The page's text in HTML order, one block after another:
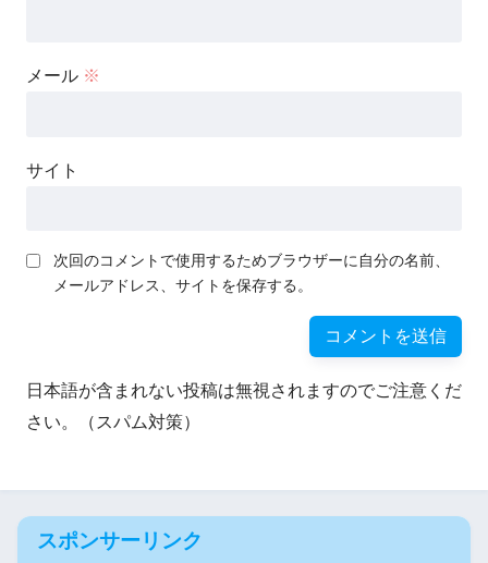
メール ※
サイト
次回のコメントで使用するためブラウザーに自分の名前、
メールアドレス、サイトを保存する。
日本語が含まれない投稿は無視されますのでご注意くだ
さい。（スパム対策）
スポンサーリンク